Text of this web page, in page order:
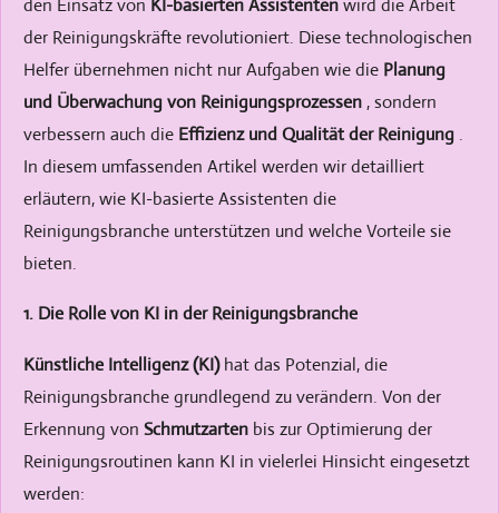
den Einsatz von KI-basierten Assistentenwird die Arbeit
der Reinigungskräfte revolutioniert. Diese technologischen
Helfer übernehmen nicht nur Aufgaben wie die Planung
und Überwachung von Reinigungsprozessen , sondern
verbessern auch die Effizienz und Qualität der Reinigung .
In diesem umfassenden Artikel werden wir detailliert
erläutern, wie KI-basierte Assistenten die
Reinigungsbranche unterstützen und welche Vorteile sie
bieten.
1. Die Rolle von KI in der Reinigungsbranche
Künstliche Intelligenz (KI)hat das Potenzial, die
Reinigungsbranche grundlegend zu verändern. Von der
Erkennung von Schmutzarten bis zur Optimierung der
Reinigungsroutinen kann KI in vielerlei Hinsicht eingesetzt
werden: